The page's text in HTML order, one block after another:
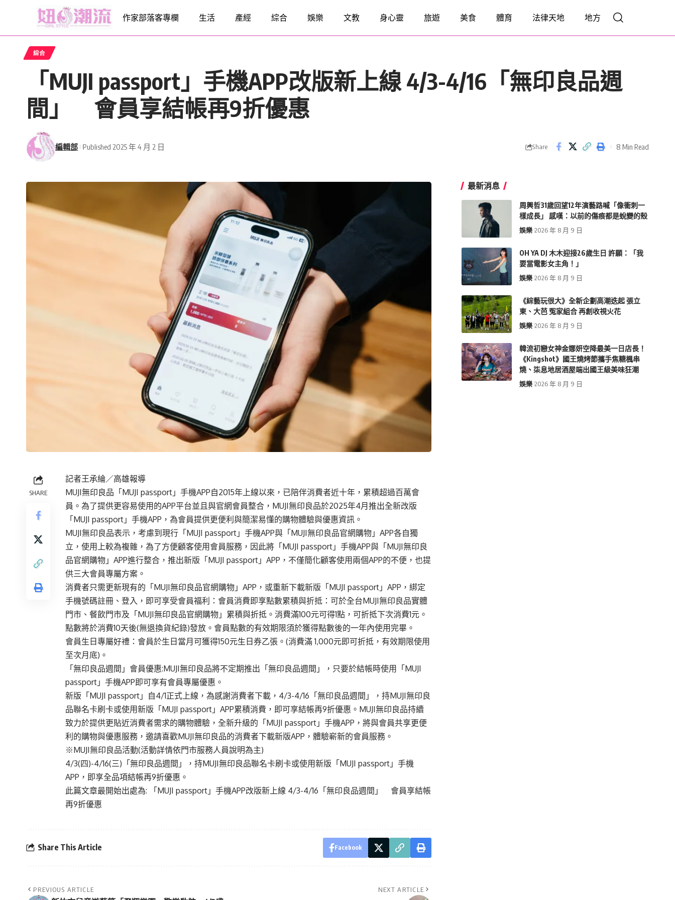
作家部落客專欄 生活 產經 綜合 娛樂 文教 身心靈 旅遊 美食 體育 法律天地 地方
綜合
「MUJI passport」手機APP改版新上線 4/3-4/16「無印良品週
間」 會員享結帳再9折優惠
編輯部 Published 2025 年 4 月 2 日 Share 8 Min Read
SHARE
記者王承綸／高雄報導
MUJI無印良品「MUJI passport」手機APP自2015年上線以來，已陪伴消費者近十年，累積超過百萬會
員。為了提供更容易使用的APP平台並且與官網會員整合，MUJI無印良品於2025年4月推出全新改版
「MUJI passport」手機APP，為會員提供更便利與簡潔易懂的購物體驗與優惠資訊。
MUJI無印良品表示，考慮到現行「MUJI passport」手機APP與「MUJI無印良品官網購物」APP各自獨
立，使用上較為複雜，為了方便顧客使用會員服務，因此將「MUJI passport」手機APP與「MUJI無印良
品官網購物」APP進行整合，推出新版「MUJI passport」APP，不僅簡化顧客使用兩個APP的不便，也提
供三大會員專屬方案。
消費者只需更新現有的「MUJI無印良品官網購物」APP，或重新下載新版「MUJI passport」APP，綁定
手機號碼註冊、登入，即可享受會員福利：會員消費即享點數累積與折抵：可於全台MUJI無印良品實體
門市、餐飲門市及「MUJI無印良品官網購物」累積與折抵。消費滿100元可得1點，可折抵下次消費1元。
點數將於消費10天後(無退換貨紀錄)發放。會員點數的有效期限須於獲得點數後的一年內使用完畢。
會員生日專屬好禮：會員於生日當月可獲得150元生日券乙張。(消費滿 1,000元即可折抵，有效期限使用
至次月底)。
「無印良品週間」會員優惠:MUJI無印良品將不定期推出「無印良品週間」，只要於結帳時使用「MUJI
passport」手機APP即可享有會員專屬優惠。
新版「MUJI passport」自4/1正式上線，為感謝消費者下載，4/3-4/16「無印良品週間」，持MUJI無印良
品聯名卡刷卡或使用新版「MUJI passport」APP累積消費，即可享結帳再9折優惠。MUJI無印良品持續
致力於提供更貼近消費者需求的購物體驗，全新升級的「MUJI passport」手機APP，將與會員共享更便
利的購物與優惠服務，邀請喜歡MUJI無印良品的消費者下載新版APP，體驗嶄新的會員服務。
※MUJI無印良品活動(活動詳情依門市服務人員說明為主)
4/3(四)-4/16(三)「無印良品週間」，持MUJI無印良品聯名卡刷卡或使用新版「MUJI passport」手機
APP，即享全品項結帳再9折優惠。
此篇文章最開始出處為:
「MUJI passport」手機APP改版新上線 4/3-4/16「無印良品週間」 會員享結帳
再9折優惠
Share This Article Facebook
PREVIOUS ARTICLE NEXT ARTICLE
最新消息
周興哲31歲回望12年演藝路喊「像衝刺一
樣成長」 感嘆：以前的傷痕都是蛻變的殼
娛樂 2026 年 8 月 9 日
OH YA DJ 木木迎接26歲生日 許願：「我
要當電影女主角！」
娛樂 2026 年 8 月 9 日
《綜藝玩很大》全新企劃高潮迭起 張立
東、大芭 冤家組合 再創收視火花
娛樂 2026 年 8 月 9 日
韓流初戀女神金娜妍空降最美一日店長！
《Kingshot》國王燒烤節攜手焦糖楓串
燒、柒息地居酒屋端出國王級美味狂潮
娛樂 2026 年 8 月 9 日